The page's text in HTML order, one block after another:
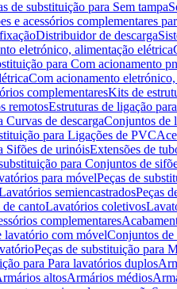
de substituição para Sem tampa
e acessórios complementares
Distribuidor de descarga
eletrónico, alimentação elétrica
para Com acionamento
Com acionamento
complementaresKits de
remotosEstruturas de ligação
Curvas de descargaConjuntos de
para Ligações de PVC
Sifões de urinóisExtensões de
para Conjuntos de
para móvelPeças de
semiencastradosPeças
cantoLavatórios coletivos
complementares
lavatório com móvelConjuntos
Peças de substituição para
para Para lavatórios duplos
altosArmários médios